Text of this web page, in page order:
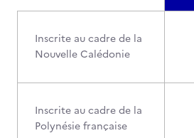
Inscrite au cadre de la
Nouvelle Calédonie
Inscrite au cadre de la
Polynésie française